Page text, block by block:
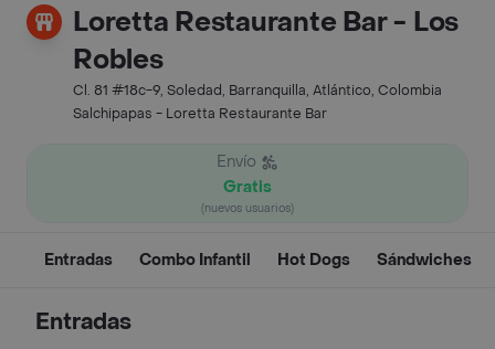
Loretta Restaurante Bar - Los
Robles
Cl. 81 #18c-9, Soledad, Barranquilla, Atlántico, Colombia
Salchipapas - Loretta Restaurante Bar
Envío
Gratis
(nuevos usuarios)
Entradas Combo Infantil Hot Dogs Sándwiches
Entradas